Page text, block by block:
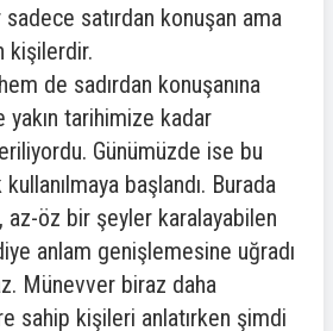
satırdan konuşan ama
kişilerdir.
de sadırdan konuşanına
yakın tarihimize kadar
Günümüzde ise bu
kullanılmaya başlandı. Burada
az-öz bir şeyler karalayabilen
anlam genişlemesine uğradı
Münevver biraz daha
sahip kişileri anlatırken şimdi